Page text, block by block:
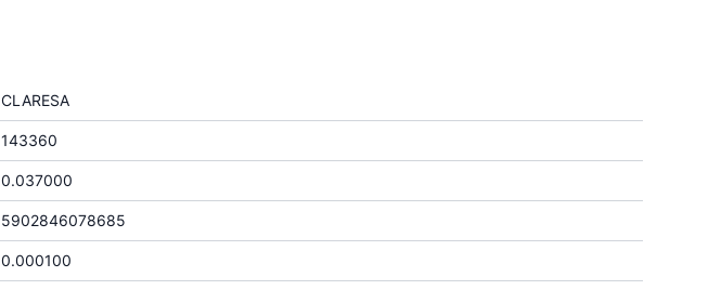
CLARESA
143360
0.037000
5902846078685
0.000100